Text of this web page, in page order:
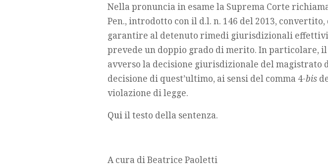
Nella pronuncia in esame la Suprema Corte
Pen., introdotto con il d.l. n. 146 del 2013,
garantire al detenuto rimedi giurisdizionali effettivi
prevede un doppio grado di merito. In particolare,
avverso la decisione giurisdizionale del
decisione di quest’ultimo, ai sensi del comma 4-bis
violazione di legge.
Quiil testo della sentenza.
A cura di Beatrice Paoletti